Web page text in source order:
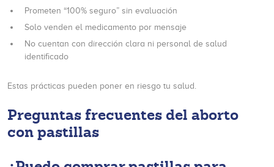
Prometen “100% seguro” sin evaluación
Solo venden el medicamento por mensaje
No cuentan con dirección clara ni personal de salud
identificado
Estas prácticas pueden poner en riesgo tu salud.
Preguntas frecuentes del aborto
con pastillas